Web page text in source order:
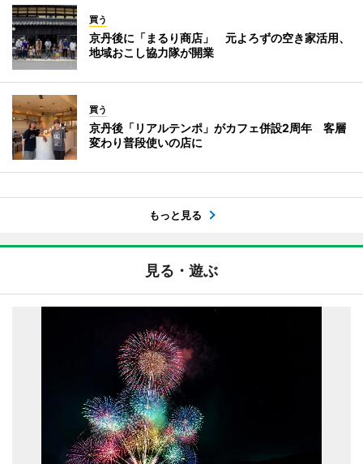
買う
京丹後に「まるり商店」 元よろずの空き家活用、
地域おこし協力隊が開業
買う
京丹後「リアルテンポ」がカフェ併設2周年 客層
変わり普段使いの店に
もっと見る
見る・遊ぶ